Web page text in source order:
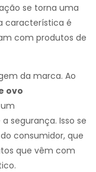
se torna uma
característica é
com produtos de
da marca. Ao
ovo
segurança. Isso se
consumidor, que
que vêm com